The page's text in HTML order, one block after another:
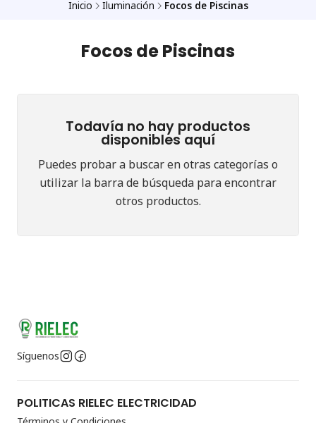
Inicio Iluminación Focos de Piscinas
Focos de Piscinas
Todavía no hay productos
disponibles aquí
Puedes probar a buscar en otras categorías o
utilizar la barra de búsqueda para encontrar
otros productos.
Síguenos
POLITICAS RIELEC ELECTRICIDAD